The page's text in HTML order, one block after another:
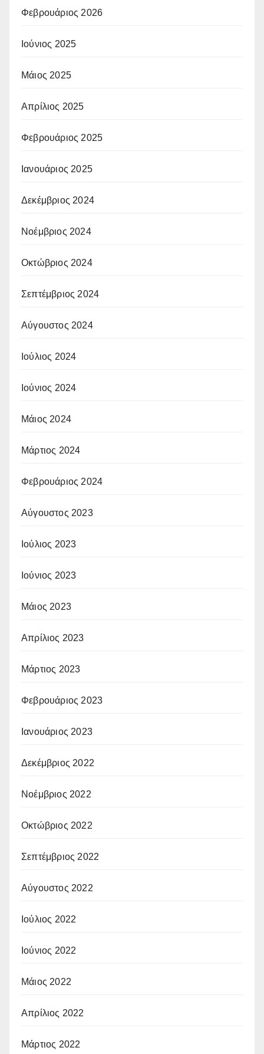
Φεβρουάριος 2026
Ιούνιος 2025
Μάιος 2025
Απρίλιος 2025
Φεβρουάριος 2025
Ιανουάριος 2025
Δεκέμβριος 2024
Νοέμβριος 2024
Οκτώβριος 2024
Σεπτέμβριος 2024
Αύγουστος 2024
Ιούλιος 2024
Ιούνιος 2024
Μάιος 2024
Μάρτιος 2024
Φεβρουάριος 2024
Αύγουστος 2023
Ιούλιος 2023
Ιούνιος 2023
Μάιος 2023
Απρίλιος 2023
Μάρτιος 2023
Φεβρουάριος 2023
Ιανουάριος 2023
Δεκέμβριος 2022
Νοέμβριος 2022
Οκτώβριος 2022
Σεπτέμβριος 2022
Αύγουστος 2022
Ιούλιος 2022
Ιούνιος 2022
Μάιος 2022
Απρίλιος 2022
Μάρτιος 2022